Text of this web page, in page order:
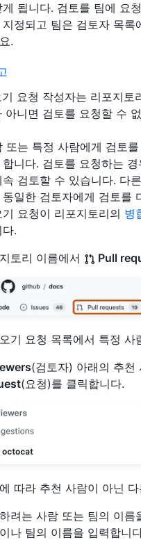
게 됩니다. 검토를 팀에 요
정되고 팀은 검토자 목
.
기 요청 작성자는 리포지
아니면 검토를 요청할 수
또는 특정 사람에게 검토
합니다. 검토를 요청하는
속 검토할 수 있습니다. 다
동일한 검토자에게 검토를
요청이 리포지토리의 병
.
토리 이름에서
Pull
기 요청 목록에서 특정
(검토자) 아래의 추천
(요청)를 클릭합니다.
따라 추천 사람이 아닌
려는 사람 또는 팀의 이
나 팀의 이름을 입력합니